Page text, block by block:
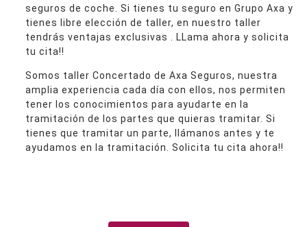
seguros de coche. Si tienes tu seguro en Grupo Axa y
tienes libre elección de taller, en nuestro taller
tendrás ventajas exclusivas . LLama ahora y solicita
tu cita!!
Somos taller Concertado de Axa Seguros, nuestra
amplia experiencia cada día con ellos, nos permiten
tener los conocimientos para ayudarte en la
tramitación de los partes que quieras tramitar. Si
tienes que tramitar un parte, llámanos antes y te
ayudamos en la tramitación. Solicita tu cita ahora!!